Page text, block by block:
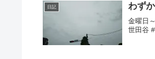
日記 わず
金曜日
世田谷